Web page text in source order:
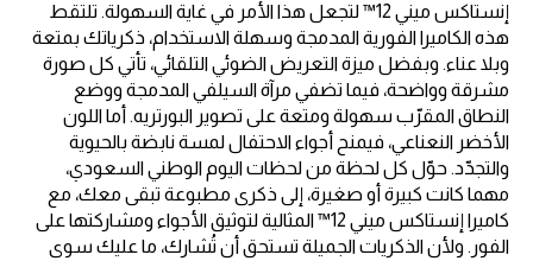
إنستاكس ميني 12™ لتجعل هذا الأمر في غاية السهولة. تلتقط
هذه الكاميرا الفورية المدمجة وسهلة الاستخدام، ذكرياتك بمتعة
وبلا عناء. وبفضل ميزة التعريض الضوئي التلقائي، تأتي كل صورة
مشرقة وواضحة، فيما تضفي مرآة السيلفي المدمجة ووضع
النطاق المقرّب سهولة ومتعة على تصوير البورتريه. أما اللون
الأخضر النعناعي، فيمنح أجواء الاحتفال لمسة نابضة بالحيوية
والتجدّد. حوّل كل لحظة من لحظات اليوم الوطني السعودي،
مهما كانت كبيرة أو صغيرة، إلى ذكرى مطبوعة تبقى معك، مع
كاميرا إنستاكس ميني 12™ المثالية لتوثيق الأجواء ومشاركتها على
الفور. ولأن الذكريات الجميلة تستحق أن تُشارك، ما عليك سوى